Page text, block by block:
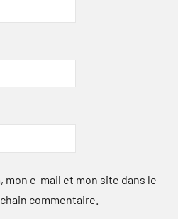
mon e-mail et mon site dans le
commentaire.